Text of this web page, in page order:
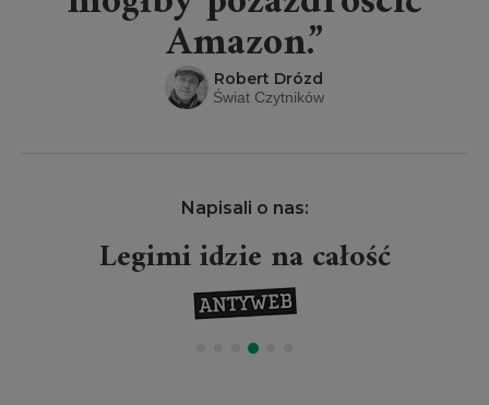
Amazon.”
Robert Drózd
Świat Czytników
Napisali o nas:
Legimi idzie na całość